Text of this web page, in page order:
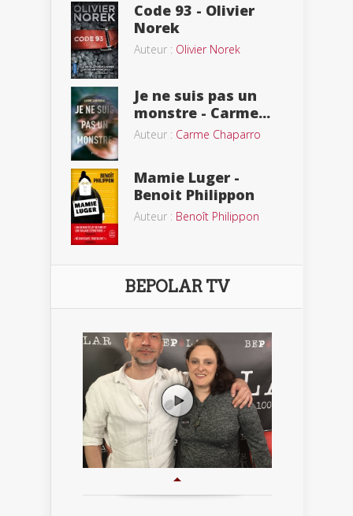
Code 93 - Olivier
Norek
Auteur : Olivier Norek
Je ne suis pas un
monstre - Carme...
Auteur : Carme Chaparro
Mamie Luger -
Benoit Philippon
Auteur : Benoît Philippon
BEPOLAR TV